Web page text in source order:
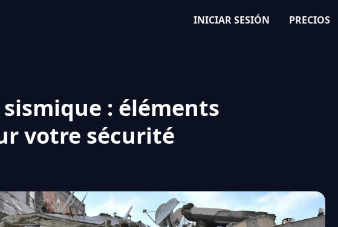
INICIAR SESIÓN PRECIOS
: éléments
votre sécurité